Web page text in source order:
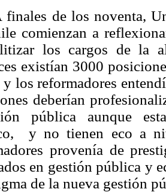
finales de los noventa,
comienzan a
los cargos de la
existían 3000
y los reformadores
deberían
pública aunque
y no tienen eco a
provenía de
en gestión pública y
de la nueva gestión